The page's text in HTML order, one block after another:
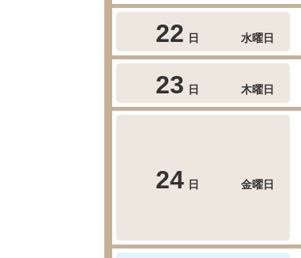
22 日 水曜日
23 日 木曜日
24 日 金曜日